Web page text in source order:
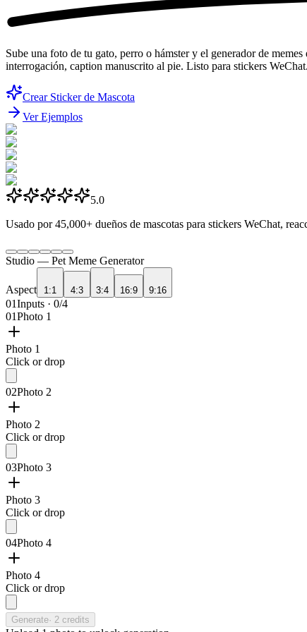
Sube una foto de tu gato, perro o hámster y el generador de
interrogación, caption manuscrito al pie. Listo para stickers
Crear Sticker de Mascota
Ver Ejemplos
5.0
Usado por 45,000+ dueños de mascotas para stickers WeChat,
Studio — Pet Meme Generator
Aspect 1:1 4:3 3:4 16:9 9:16
01Inputs · 0/4
01Photo 1
Photo 1
Click or drop
02Photo 2
Photo 2
Click or drop
03Photo 3
Photo 3
Click or drop
04Photo 4
Photo 4
Click or drop
Generate· 2 credits